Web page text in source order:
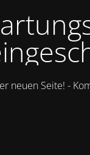
neuen Seite! -